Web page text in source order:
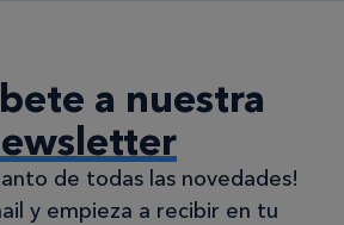
a nuestra
de todas las novedades!
y empieza a recibir en tu